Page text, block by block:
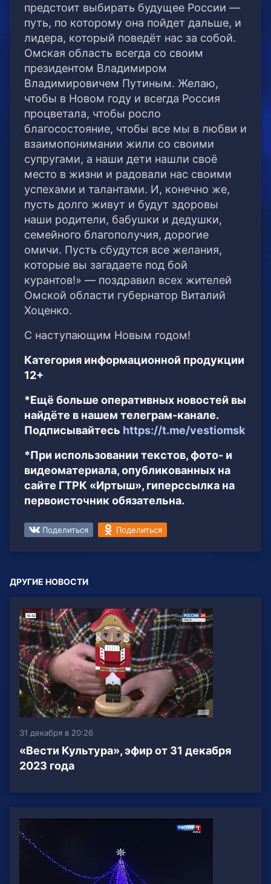
предстоит выбирать будущее России —
путь, по которому она пойдет дальше, и
лидера, который поведёт нас за собой.
Омская область всегда со своим
президентом Владимиром
Владимировичем Путиным. Желаю,
чтобы в Новом году и всегда Россия
процветала, чтобы росло
благосостояние, чтобы все мы в любви и
взаимопонимании жили со своими
супругами, а наши дети нашли своё
место в жизни и радовали нас своими
успехами и талантами. И, конечно же,
пусть долго живут и будут здоровы
наши родители, бабушки и дедушки,
семейного благополучия, дорогие
омичи. Пусть сбудутся все желания,
которые вы загадаете под бой
курантов!» — поздравил всех жителей
Омской области губернатор Виталий
Хоценко.
С наступающим Новым годом!
Категория информационной продукции
12+
*Ещё больше оперативных новостей вы
найдёте в нашем телеграм-канале.
Подписывайтесь https://t.me/vestiomsk
*При использовании текстов, фото- и
видеоматериала, опубликованных на
сайте ГТРК «Иртыш», гиперссылка на
первоисточник обязательна.
Поделиться Поделиться
ДРУГИЕ НОВОСТИ
31 декабря в 20:26
«Вести Культура», эфир от 31 декабря
2023 года